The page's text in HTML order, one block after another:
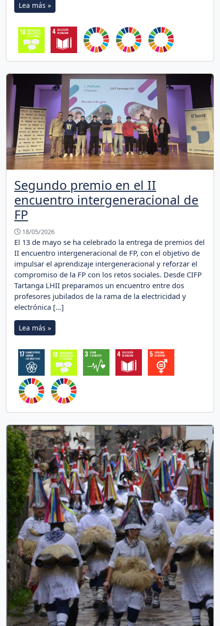
Lea más »
Segundo premio en el II
encuentro intergeneracional de
FP
18/05/2026
El 13 de mayo se ha celebrado la entrega de premios del
II encuentro intergeneracional de FP, con el objetivo de
impulsar el aprendizaje intergeneracional y reforzar el
compromiso de la FP con los retos sociales. Desde CIFP
Tartanga LHII preparamos un encuentro entre dos
profesores jubilados de la rama de la electricidad y
electrónica […]
Lea más »